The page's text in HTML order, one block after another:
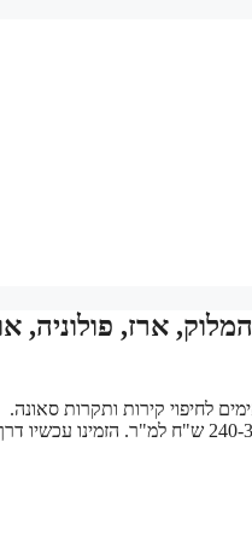
ארז, פולוניה,
לחיפוי קירות ותקרות סאונה.
החומרים עברו ייבוש מקצועי ומתאימים גם לייצור ספסלים איכותיים. לוחות עץ מצופים במגוון צבעים, במחיר של 240-330 ש"ח למ"ר. הזמינו